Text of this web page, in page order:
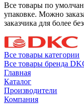
Все товары по
упаковке. Можно
заказчика для более
Все товары категории
Все товары бренда
Главная
Каталог
Производители
Компания